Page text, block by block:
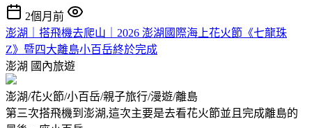
2個月前
澎湖｜搭飛機去爬山｜2026 澎湖國際海上花火節《七龍珠
Z》暨四大離島小百岳終於完成
澎湖 國內旅遊
澎湖/花火節/小百岳/親子旅行/漫遊/離島
第三次搭飛機到澎湖,這次主要是去看花火節並且完成離島的